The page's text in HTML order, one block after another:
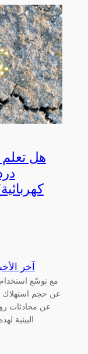
هل
آخر
مع توسّع
عن محادثات
البيئية